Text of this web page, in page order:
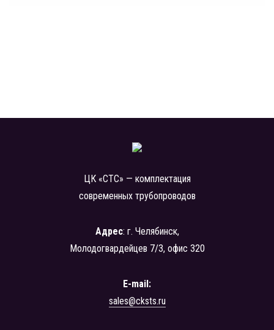
ЦК «СТС» — комплектация
современных трубопроводов
Адрес: г. Челябинск,
Молодогвардейцев 7/3, офис 320
E-mail:
sales@cksts.ru